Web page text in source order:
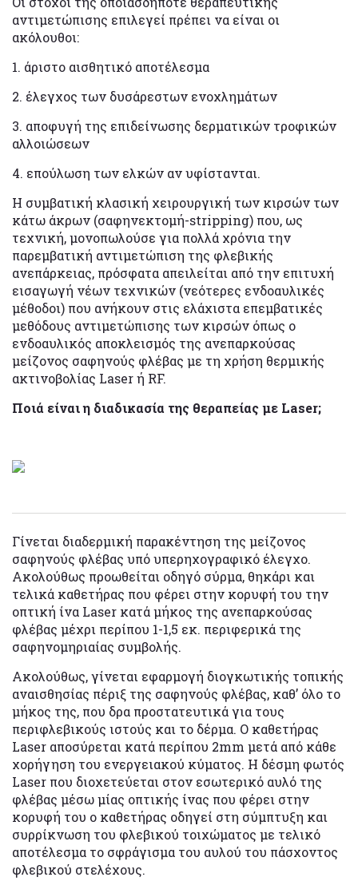
αντιμετώπισης επιλεγεί πρέπει να είναι οι
ακόλουθοι:
1. άριστο αισθητικό αποτέλεσμα
2. έλεγχος των δυσάρεστων ενοχλημάτων
3. αποφυγή της επιδείνωσης δερματικών τροφικών
αλλοιώσεων
4. επούλωση των ελκών αν υφίστανται.
Η συμβατική κλασική χειρουργική των κιρσών των
κάτω άκρων (σαφηνεκτομή-stripping) που, ως
τεχνική, μονοπωλούσε για πολλά χρόνια την
παρεμβατική αντιμετώπιση της φλεβικής
ανεπάρκειας, πρόσφατα απειλείται από την επιτυχή
εισαγωγή νέων τεχνικών (νεότερες ενδοαυλικές
μέθοδοι) που ανήκουν στις ελάχιστα επεμβατικές
μεθόδους αντιμετώπισης των κιρσών όπως ο
ενδοαυλικός αποκλεισμός της ανεπαρκούσας
μείζονος σαφηνούς φλέβας με τη χρήση θερμικής
ακτινοβολίας Laser ή RF.
Ποιά είναι η διαδικασία της θεραπείας με Laser;
Γίνεται διαδερμική παρακέντηση της μείζονος
σαφηνούς φλέβας υπό υπερηχογραφικό έλεγχο.
Ακολούθως προωθείται οδηγό σύρμα, θηκάρι και
τελικά καθετήρας που φέρει στην κορυφή του την
οπτική ίνα Laser κατά μήκος της ανεπαρκούσας
φλέβας μέχρι περίπου 1-1,5 εκ. περιφερικά της
σαφηνομηριαίας συμβολής.
Ακολούθως, γίνεται εφαρμογή διογκωτικής τοπικής
αναισθησίας πέριξ της σαφηνούς φλέβας, καθ’ όλο το
μήκος της, που δρα προστατευτικά για τους
περιφλεβικούς ιστούς και το δέρμα. Ο καθετήρας
Laser αποσύρεται κατά περίπου 2mm μετά από κάθε
χορήγηση του ενεργειακού κύματος. Η δέσμη φωτός
Laser που διοχετεύεται στον εσωτερικό αυλό της
φλέβας μέσω μίας οπτικής ίνας που φέρει στην
κορυφή του ο καθετήρας οδηγεί στη σύμπτυξη και
συρρίκνωση του φλεβικού τοιχώματος με τελικό
αποτέλεσμα το σφράγισμα του αυλού του πάσχοντος
φλεβικού στελέχους.